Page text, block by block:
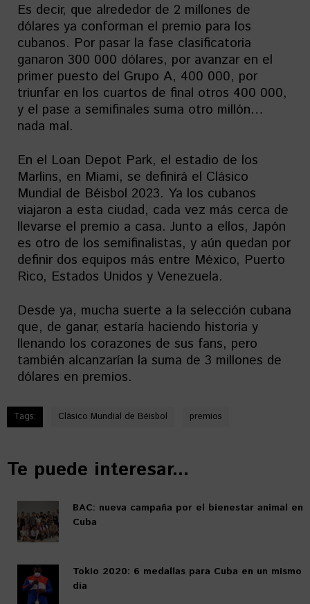
Es decir, que alrededor de 2 millones de
dólares ya conforman el premio para los
cubanos. Por pasar la fase clasificatoria
ganaron 300 000 dólares, por avanzar en el
primer puesto del Grupo A, 400 000, por
triunfar en los cuartos de final otros 400 000,
y el pase a semifinales suma otro millón…
nada mal.
En el Loan Depot Park, el estadio de los
Marlins, en Miami, se definirá el Clásico
Mundial de Béisbol 2023. Ya los cubanos
viajaron a esta ciudad, cada vez más cerca de
llevarse el premio a casa. Junto a ellos, Japón
es otro de los semifinalistas, y aún quedan por
definir dos equipos más entre México, Puerto
Rico, Estados Unidos y Venezuela.
Desde ya, mucha suerte a la selección cubana
que, de ganar, estaría haciendo historia y
llenando los corazones de sus fans, pero
también alcanzarían la suma de 3 millones de
dólares en premios.
Tags: Clásico Mundial de Béisbol premios
Te puede interesar...
BAC: nueva campaña por el bienestar animal en
Cuba
Tokio 2020: 6 medallas para Cuba en un mismo
día